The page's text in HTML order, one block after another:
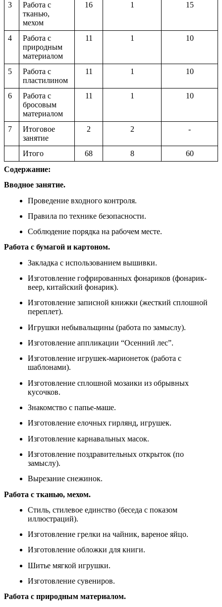
3
Работа с
тканью,
мехом
16 1 15
4
Работа с
природным
материалом
11 1 10
5
Работа с
пластилином
11 1 10
6
Работа с
бросовым
материалом
11 1 10
7
Итоговое
занятие
2 2 -
Итого 68 8
60
Содержание:
Вводное занятие.
Проведение входного контроля.
Правила по технике безопасности.
Соблюдение порядка на рабочем месте.
Работа с бумагой и картоном.
Закладка с использованием вышивки.
Изготовление гофрированных фонариков (фонарик-
веер, китайский фонарик).
Изготовление записной книжки (жесткий сплошной
переплет).
Игрушки небывальщины (работа по замыслу).
Изготовление аппликации “Осенний лес”.
Изготовление игрушек-марионеток (работа с
шаблонами).
Изготовление сплошной мозаики из обрывных
кусочков.
Знакомство с папье-маше.
Изготовление елочных гирлянд, игрушек.
Изготовление карнавальных масок.
Изготовление поздравительных открыток (по
замыслу).
Вырезание снежинок.
Работа с тканью, мехом.
Стиль, стилевое единство (беседа с показом
иллюстраций).
Изготовление грелки на чайник, вареное яйцо.
Изготовление обложки для книги.
Шитье мягкой игрушки.
Изготовление сувениров.
Работа с природным материалом.